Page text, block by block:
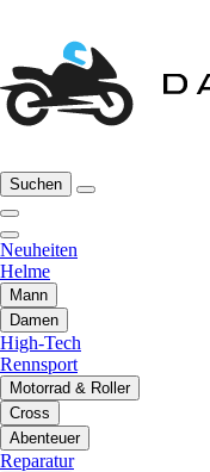
Suchen
Neuheiten
Helme
Mann
Damen
High-Tech
Rennsport
Motorrad & Roller
Cross
Abenteuer
Reparatur